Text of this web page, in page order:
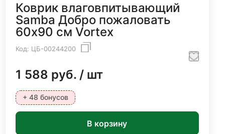
Коврик влаговпитывающий
Samba Добро пожаловать
60х90 см Vortex
Код: ЦБ-00244200
1 588 руб./ шт
+ 48 бонусов
В корзину